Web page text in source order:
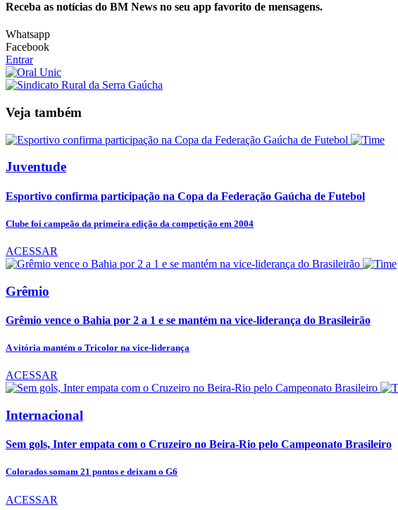
Receba as notícias do BM News no seu app favorito de mensagens.
Whatsapp
Facebook
Entrar
Veja também
Juventude
Esportivo confirma participação na Copa da Federação Gaúcha de Futebol
Clube foi campeão da primeira edição da competição em 2004
ACESSAR
Grêmio
Grêmio vence o Bahia por 2 a 1 e se mantém na vice-liderança do Brasileirão
A vitória mantém o Tricolor na vice-liderança
ACESSAR
Internacional
Sem gols, Inter empata com o Cruzeiro no Beira-Rio pelo Campeonato Brasileiro
Colorados somam 21 pontos e deixam o G6
ACESSAR